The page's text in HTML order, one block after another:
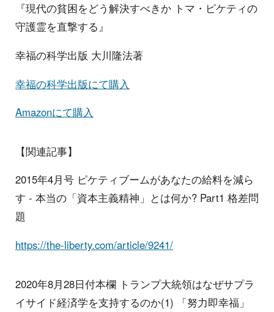
『現代の貧困をどう解決すべきか トマ・ピケティの
守護霊を直撃する』
幸福の科学出版 大川隆法著
幸福の科学出版にて購入
Amazonにて購入
【関連記事】
2015年4月号 ピケティブームがあなたの給料を減ら
す - 本当の「資本主義精神」とは何か? Part1 格差問
題
https://the-liberty.com/article/9241/
2020年8月28日付本欄 トランプ大統領はなぜサプラ
イサイド経済学を支持するのか(1) 「努力即幸福」